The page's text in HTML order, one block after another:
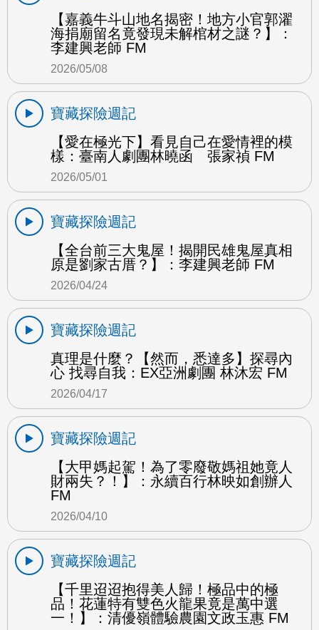
【嘉義牛斗山地名揭密！地方小官郭濯
海捐廟留名竟發現未解棺材之謎？】：
李建興老師 FM
2026/05/08
寶藏探險週記
【愛在極光下】看見自己在愛情裡的模
樣：臺南人劇團林曉函 張家禎 FM
2026/05/01
寶藏探險週記
【全台前三大鬼屋！揭開民雄鬼屋真相
原是劉家古厝？】：李建興老師 FM
2026/04/24
寶藏探險週記
真理是什麼？【然而，悉達多】探尋內
心 找尋自我：EX亞洲劇團 林沐宏 FM
2026/04/17
寶藏探險週記
【大甲媽起駕！為了零廢敬媽祖她竟人
財兩失？！】：永續百行林映如創辦人
FM
2026/04/10
寶藏探險週記
【千里迢迢抱得美人歸！極品中的極
品！花蓮特有雙色火龍果竟是萬中選
一！】：清優嶺體驗農園文政玉惠 FM